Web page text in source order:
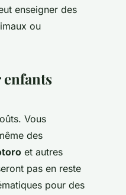
enseigner des
ou
enfants
Vous
des
et autres
pas en reste
pour des